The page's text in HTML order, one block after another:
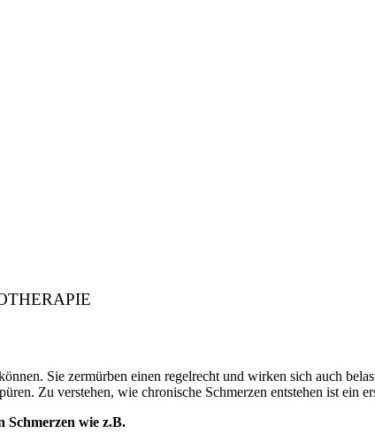
Sie zermürben einen regelrecht und wirken sich auch
Zu verstehen, wie chronische Schmerzen entstehen ist ein
Schmerzen wie z.B.